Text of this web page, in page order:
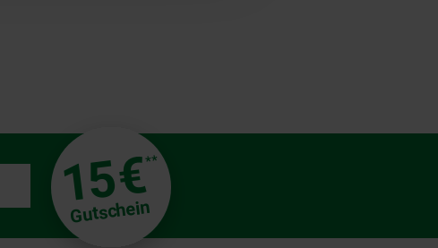
15€**
Gutschein